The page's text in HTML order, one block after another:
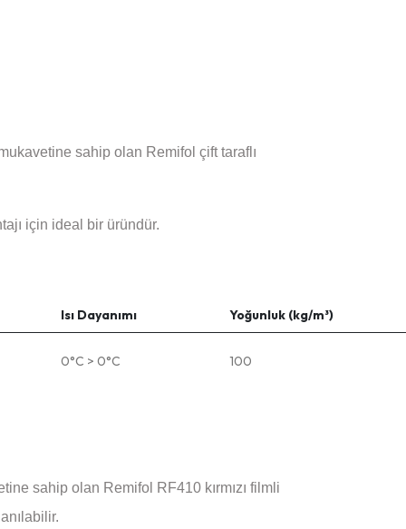
sahip olan Remifol çift taraflı
için ideal bir üründür.
Isı Dayanımı Yoğunluk (kg/m³)
0°C > 0°C 100
sahip olan Remifol RF410 kırmızı filmli